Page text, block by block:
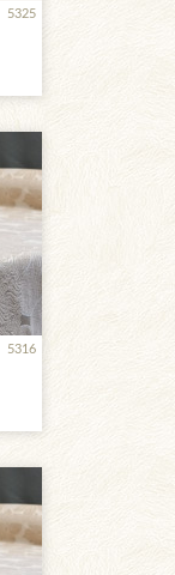
5325
5316